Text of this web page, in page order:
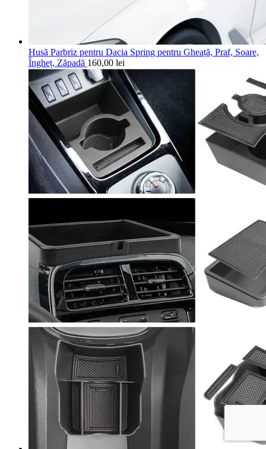
Husă Parbriz pentru Dacia Spring pentru Gheață, Praf, Soare,
Îngheț, Zăpadă 160,00 lei